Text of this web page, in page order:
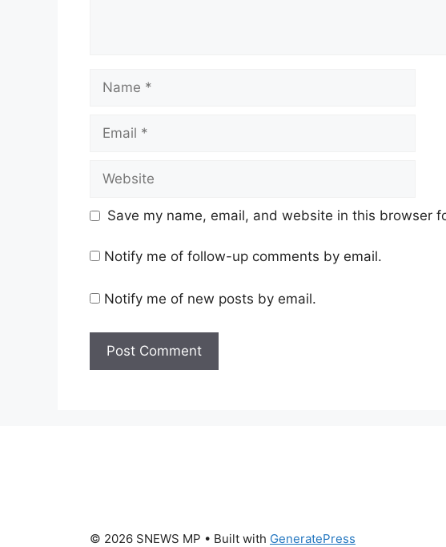
Name
Email
Website
Save my name, email, and website in this browser
Notify me of follow-up comments by email.
Notify me of new posts by email.
© 2026 SNEWS MP • Built with GeneratePress